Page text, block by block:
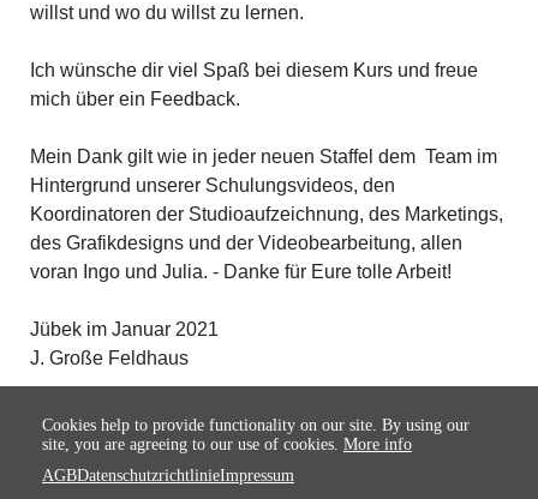
willst und wo du willst zu lernen.
Ich wünsche dir viel Spaß bei diesem Kurs und freue
mich über ein Feedback.
Mein Dank gilt wie in jeder neuen Staffel dem Team im
Hintergrund unserer Schulungsvideos, den
Koordinatoren der Studioaufzeichnung, des Marketings,
des Grafikdesigns und der Videobearbeitung, allen
voran Ingo und Julia. - Danke für Eure tolle Arbeit!
Jübek im Januar 2021
J. Große Feldhaus
Cookies help to provide functionality on our site. By using our
site, you are agreeing to our use of cookies. More info
AGBDatenschutzrichtlinieImpressum